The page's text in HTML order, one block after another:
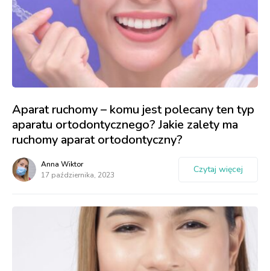
Aparat ruchomy – komu jest polecany ten typ
aparatu ortodontycznego? Jakie zalety ma
ruchomy aparat ortodontyczny?
Anna Wiktor
17 października, 2023
Czytaj więcej